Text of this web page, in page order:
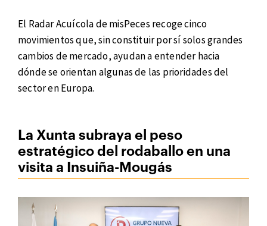
El Radar Acuícola de misPeces recoge cinco
movimientos que, sin constituir por sí solos grandes
cambios de mercado, ayudan a entender hacia
dónde se orientan algunas de las prioridades del
sector en Europa.
La Xunta subraya el peso
estratégico del rodaballo en una
visita a Insuiña-Mougás